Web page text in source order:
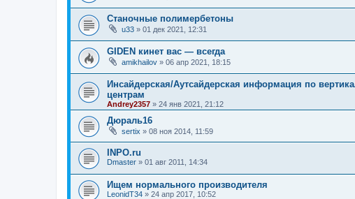
Станочные полимербетоны
u33 » 01 дек 2021, 12:31
GIDEN кинет вас — всегда
amikhailov » 06 апр 2021, 18:15
Инсайдерская/Аутсайдерская информация по
центрам
Andrey2357 » 24 янв 2021, 21:12
Дюраль16
sertix » 08 ноя 2014, 11:59
INPO.ru
Dmaster » 01 авг 2011, 14:34
Ищем нормального производителя
LeonidT34 » 24 апр 2017, 10:52